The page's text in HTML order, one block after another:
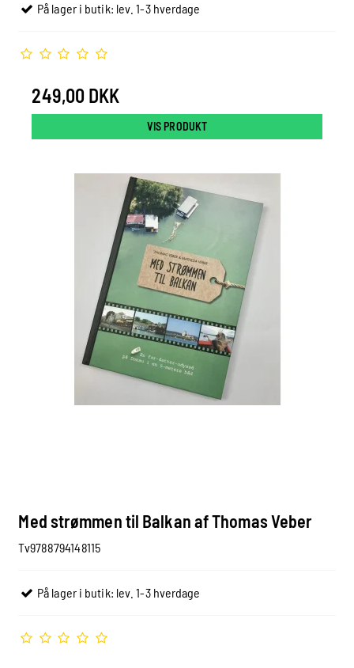
På lager i butik: lev. 1-3 hverdage
249,00 DKK
VIS PRODUKT
Med strømmen til Balkan af Thomas Veber
Tv9788794148115
På lager i butik: lev. 1-3 hverdage